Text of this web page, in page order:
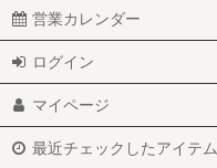
営業カレンダー
ログイン
マイページ
最近チェックしたアイテム